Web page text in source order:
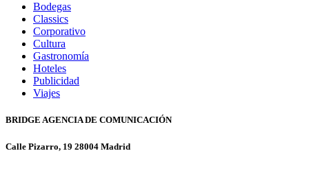
Bodegas
Classics
Corporativo
Cultura
Gastronomía
Hoteles
Publicidad
Viajes
BRIDGE AGENCIA DE COMUNICACIÓN
Calle Pizarro, 19 28004 Madrid